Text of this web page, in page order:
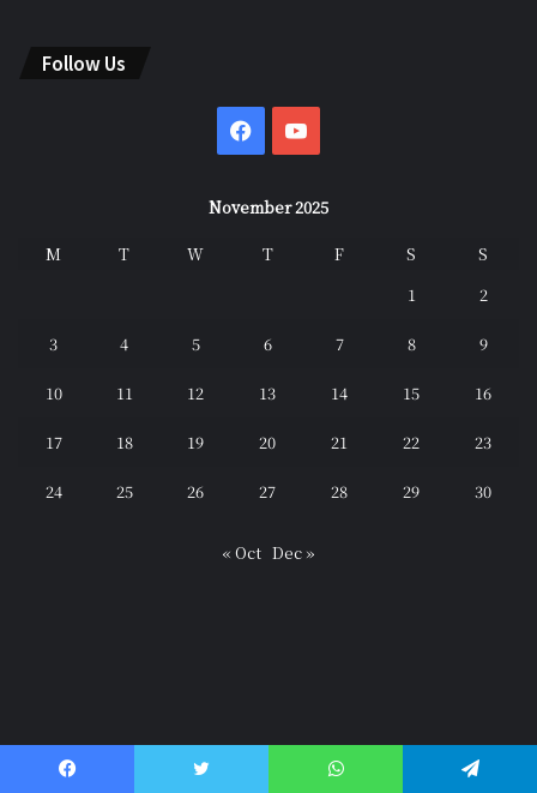
Follow Us
Facebook
November 2025
M T W T F S
S
1
2
3 4 5 6 7 8 9
10 11 12 13 14 15 16
17 18 19 20 21 22 23
24 25 26 27 28 29 30
« Oct Dec »